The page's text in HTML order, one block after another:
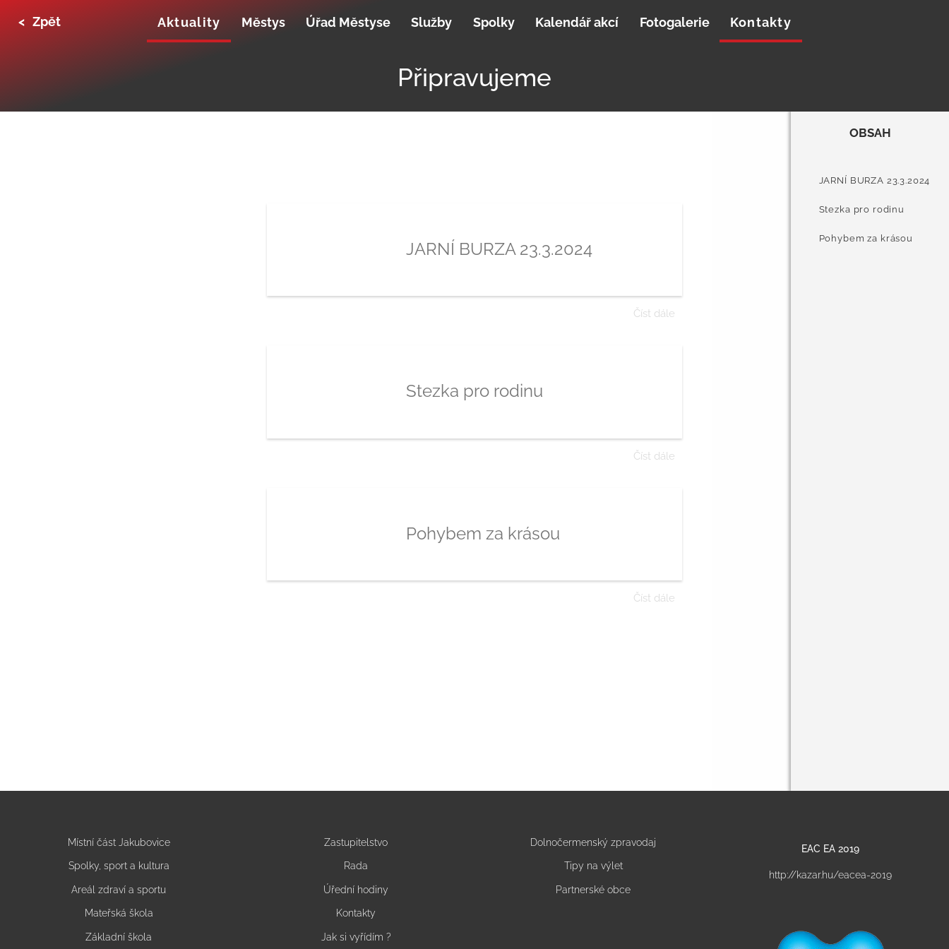
< Zpět Aktuality Městys Úřad Městyse Služby Spolky Kalendář akcí Fotogalerie Kontakty
Připravujeme
JARNÍ BURZA 23.3.2024
Číst dále
Stezka pro rodinu
Číst dále
Pohybem za krásou
Číst dále
OBSAH
JARNÍ BURZA 23.3.2024
Stezka pro rodinu
Pohybem za krásou
Místní část Jakubovice
Spolky, sport a kultura
Areál zdraví a sportu
Mateřská škola
Základní škola
Zastupitelstvo
Rada
Úřední hodiny
Kontakty
Jak si vyřídím ?
Dolnočermenský zpravodaj
Tipy na výlet
Partnerské obce
EAC EA 2019
http://kazar.hu/eacea-2019